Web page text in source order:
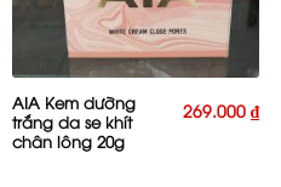
AIA Kem dưỡng
trắng da se khít
chân lông 20g
269.000₫